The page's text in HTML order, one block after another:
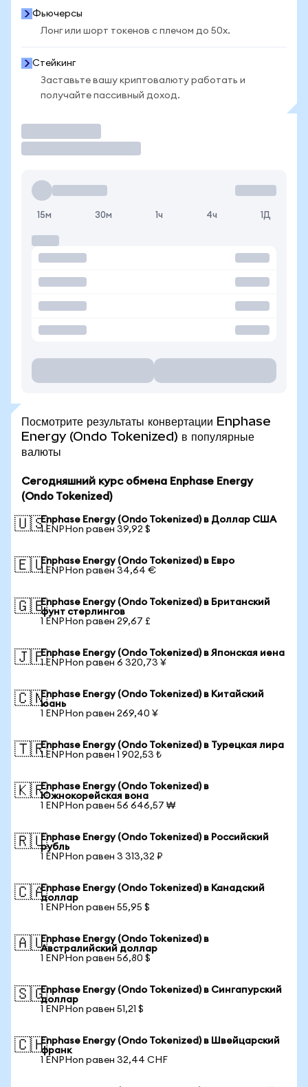
Фьючерсы
Лонг или шорт токенов с плечом до 50x.
Стейкинг
Заставьте вашу криптовалюту работать и
получайте пассивный доход.
15м 30м 1ч 4ч 1Д
Посмотрите результаты конвертации Enphase
Energy (Ondo Tokenized) в популярные
валюты
Сегодняшний курс обмена Enphase Energy
(Ondo Tokenized)
🇺🇸Enphase Energy (Ondo Tokenized) в Доллар США
1 ENPHon равен 39,92 $
🇪🇺Enphase Energy (Ondo Tokenized) в Евро
1 ENPHon равен 34,64 €
🇬🇧Enphase Energy (Ondo Tokenized) в Британский
фунт стерлингов
1 ENPHon равен 29,67 £
🇯🇵Enphase Energy (Ondo Tokenized) в Японская иена
1 ENPHon равен 6 320,73 ¥
🇨🇳Enphase Energy (Ondo Tokenized) в Китайский
юань
1 ENPHon равен 269,40 ¥
🇹🇷Enphase Energy (Ondo Tokenized) в Турецкая лира
1 ENPHon равен 1 902,53 ₺
🇰🇷Enphase Energy (Ondo Tokenized) в
Южнокорейская вона
1 ENPHon равен 56 646,57 ₩
🇷🇺Enphase Energy (Ondo Tokenized) в Российский
рубль
1 ENPHon равен 3 313,32 ₽
🇨🇦Enphase Energy (Ondo Tokenized) в Канадский
доллар
1 ENPHon равен 55,95 $
🇦🇺Enphase Energy (Ondo Tokenized) в
Австралийский доллар
1 ENPHon равен 56,80 $
🇸🇬Enphase Energy (Ondo Tokenized) в Сингапурский
доллар
1 ENPHon равен 51,21 $
🇨🇭Enphase Energy (Ondo Tokenized) в Швейцарский
франк
1 ENPHon равен 32,44 CHF